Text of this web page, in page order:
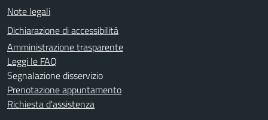
Note legali
Dichiarazione di accessibilità
Amministrazione trasparente
Leggi le FAQ
Segnalazione disservizio
Prenotazione appuntamento
Richiesta d'assistenza